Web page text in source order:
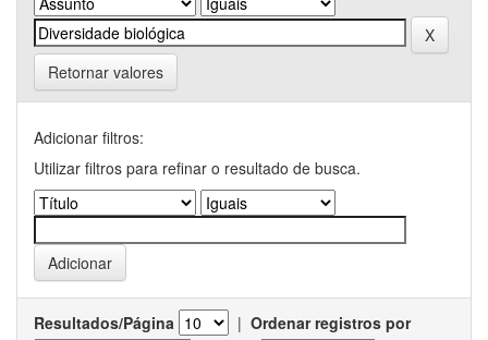
Retornar valores
Adicionar filtros:
Utilizar filtros para refinar o resultado de busca.
Resultados/Página | Ordenar registros por